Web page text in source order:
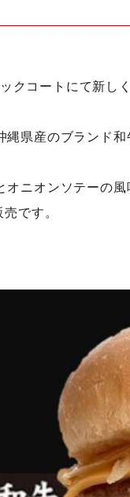
クコートにて新し
県産のブランド
ニオンソテーの風
です。